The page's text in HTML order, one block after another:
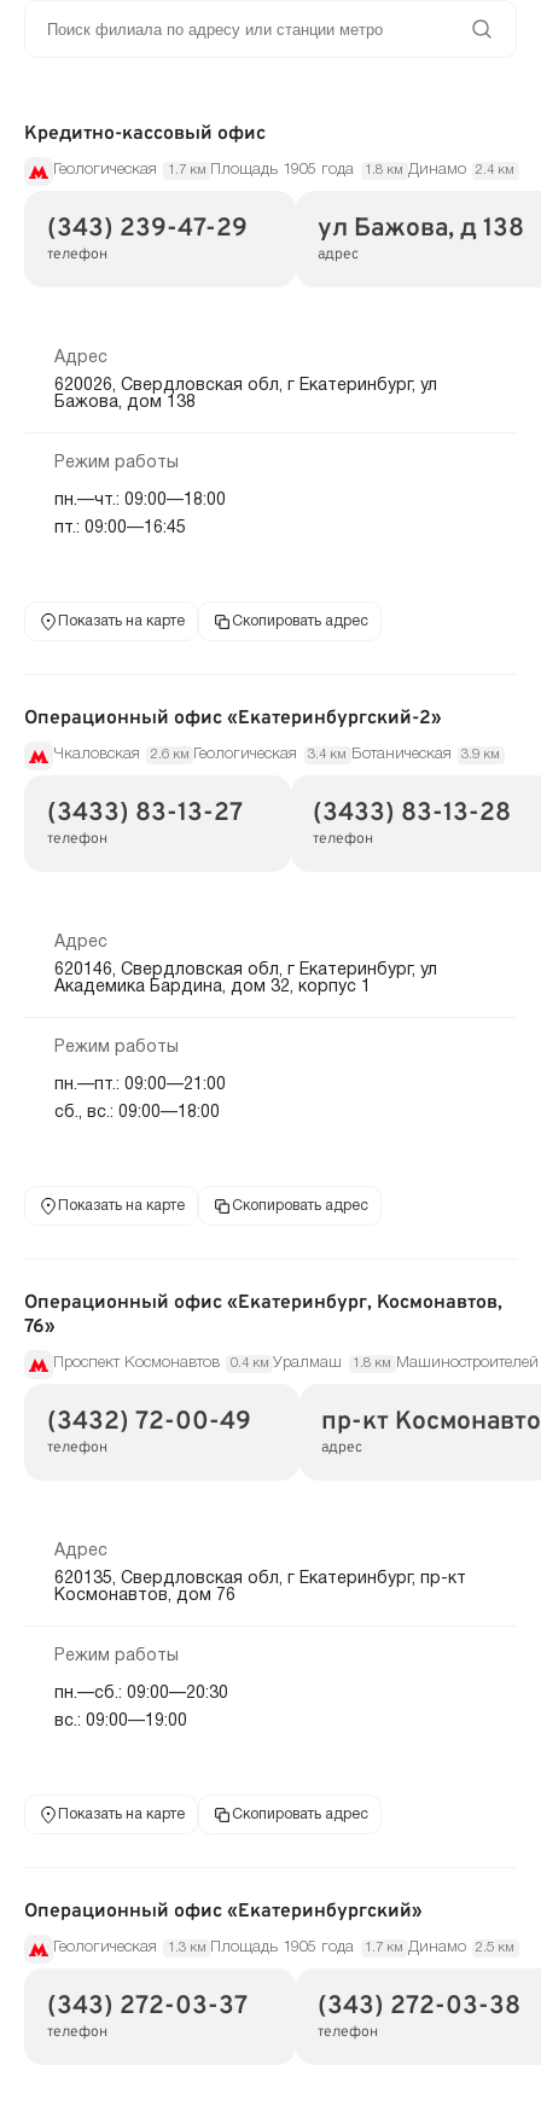
Кредитно-кассовый офис
Геологическая 1.7 км Площадь 1905 года 1.8 км Динамо 2.4 км
(343) 239-47-29
телефон
ул Бажова, д 138
адрес
Адрес
620026, Свердловская обл, г Екатеринбург, ул
Бажова, дом 138
Режим работы
пн.—чт.: 09:00—18:00
пт.: 09:00—16:45
Показать на карте Скопировать адрес
Операционный офис «Екатеринбургский-2»
Чкаловская 2.6 км Геологическая 3.4 км Ботаническая 3.9 км
(3433) 83-13-27
телефон
(3433) 83-13-28
телефон
Адрес
620146, Свердловская обл, г Екатеринбург, ул
Академика Бардина, дом 32, корпус 1
Режим работы
пн.—пт.: 09:00—21:00
сб., вс.: 09:00—18:00
Показать на карте Скопировать адрес
Операционный офис «Екатеринбург, Космонавтов,
76»
Проспект Космонавтов 0.4 км Уралмаш 1.8 км Машиностроителей
(3432) 72-00-49
телефон
пр-кт
адрес
Адрес
620135, Свердловская обл, г Екатеринбург, пр-кт
Космонавтов, дом 76
Режим работы
пн.—сб.: 09:00—20:30
вс.: 09:00—19:00
Показать на карте Скопировать адрес
Операционный офис «Екатеринбургский»
Геологическая 1.3 км Площадь 1905 года 1.7 км Динамо 2.5 км
(343) 272-03-37
телефон
(343) 272-03-38
телефон